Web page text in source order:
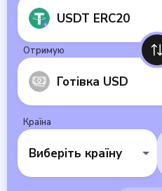
USDT ERC20
Отримую
Готівка USD
Країна
Виберіть країну